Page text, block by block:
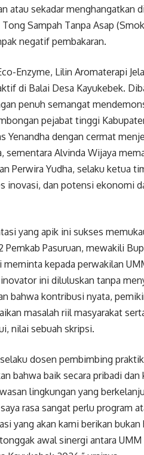
atau sekadar menghangatkan
Tong Sampah Tanpa Asap
negatif pembakaran.
Enzyme, Lilin Aromaterapi
di Balai Desa Kayukebek.
penuh semangat
pejabat tinggi
Yenandha dengan cermat
sementara Alvinda Wijaya
Perwira Yudha, selaku ketua
inovasi, dan potensi ekonomi
yang apik ini sukses
Pemkab Pasuruan, mewakili
kepada perwakilan
ini diluluskan tanpa
bahwa kontribusi nyata,
masalah riil masyarakat
nilai sebuah skripsi.
dosen pembimbing
bahwa baik secara pribadi
lingkungan yang
rasa sangat perlu program
yang akan kami berikan
awal sinergi antara